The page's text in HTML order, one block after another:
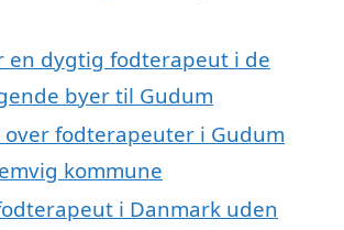
en dygtig fodterapeut i de
byer til Gudum
over fodterapeuter i Gudum
kommune
i Danmark uden